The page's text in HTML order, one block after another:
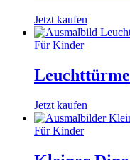
Jetzt kaufen
Für Kinder
Leuchttürme
Jetzt kaufen
Für Kinder